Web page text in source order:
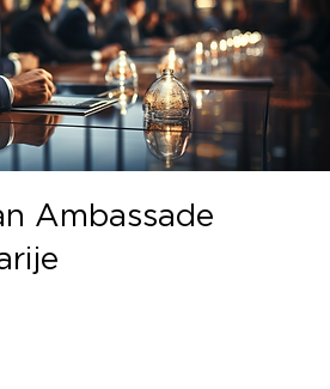
Ambassade